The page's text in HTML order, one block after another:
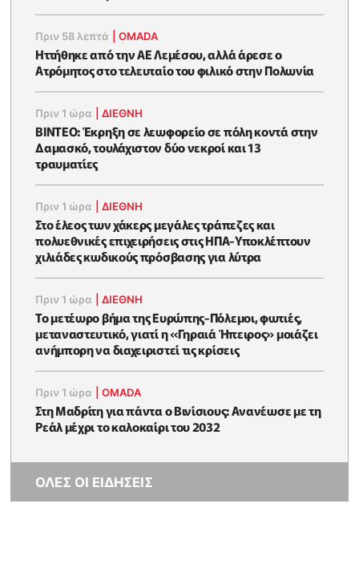
Πριν 58 λεπτά |OMADA
Ηττήθηκε από την ΑΕ Λεμέσου, αλλά άρεσε ο
Ατρόμητος στο τελευταίο του φιλικό στην Πολωνία
Πριν 1 ώρα |ΔΙΕΘΝΗ
ΒΙΝΤΕΟ: Έκρηξη σε λεωφορείο σε πόλη κοντά στην
Δαμασκό, τουλάχιστον δύο νεκροί και 13
τραυματίες
Πριν 1 ώρα |ΔΙΕΘΝΗ
Στο έλεος των χάκερς μεγάλες τράπεζες και
πολυεθνικές επιχειρήσεις στις ΗΠΑ-Υποκλέπτουν
χιλιάδες κωδικούς πρόσβασης για λύτρα
Πριν 1 ώρα |ΔΙΕΘΝΗ
Το μετέωρο βήμα της Ευρώπης-Πόλεμοι, φωτιές,
μεταναστευτικό, γιατί η «Γηραιά Ήπειρος» μοιάζει
ανήμπορη να διαχειριστεί τις κρίσεις
Πριν 1 ώρα |OMADA
Στη Μαδρίτη για πάντα ο Βινίσιους: Ανανέωσε με τη
Ρεάλ μέχρι το καλοκαίρι του 2032
ΟΛΕΣ ΟΙ ΕΙΔΗΣΕΙΣ